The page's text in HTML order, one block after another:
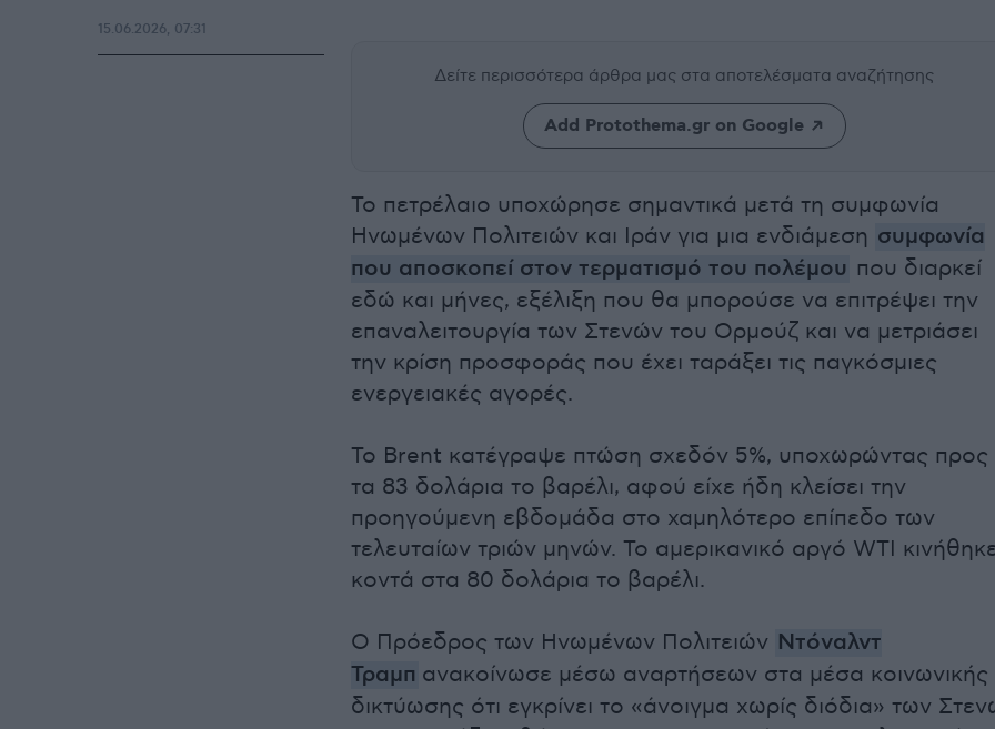
Δείτε περισσότερα άρθρα μας στα αποτελέσματα αναζήτησης
Add Protothema.gr on Google
Το πετρέλαιο υποχώρησε σημαντικά μετά τη συμφωνία
Ηνωμένων Πολιτειών και Ιράν για μια ενδιάμεση συμφωνία
που αποσκοπεί στον τερματισμό του πολέμου που διαρκεί
εδώ και μήνες, εξέλιξη που θα μπορούσε να επιτρέψει την
επαναλειτουργία των Στενών του Ορμούζ και να μετριάσει
την κρίση προσφοράς που έχει ταράξει τις παγκόσμιες
ενεργειακές αγορές.
Το Brent κατέγραψε πτώση σχεδόν 5%, υποχωρώντας προς
τα 83 δολάρια το βαρέλι, αφού είχε ήδη κλείσει την
προηγούμενη εβδομάδα στο χαμηλότερο επίπεδο των
τελευταίων τριών μηνών. Το αμερικανικό αργό WTI
κοντά στα 80 δολάρια το βαρέλι.
Ο Πρόεδρος των Ηνωμένων Πολιτειών Ντόναλντ
Τραμπ ανακοίνωσε μέσω αναρτήσεων στα μέσα κοινωνικής
δικτύωσης ότι εγκρίνει το «άνοιγμα χωρίς διόδια» των
15.06.2026, 07:31